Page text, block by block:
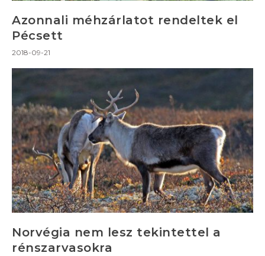
Azonnali méhzárlatot rendeltek el
Pécsett
2018-09-21
Norvégia nem lesz tekintettel a
rénszarvasokra